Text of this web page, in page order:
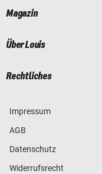
Magazin
Über Louis
Rechtliches
Impressum
AGB
Datenschutz
Widerrufsrecht